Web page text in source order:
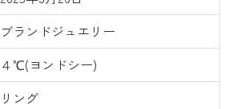
ブランドジュエリー
４℃(ヨンドシー)
リング